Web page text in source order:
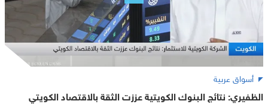
أسواق عربية
الظفيري: نتائج البنوك الكويتية عززت الثقة بالاقتصاد الكويتي